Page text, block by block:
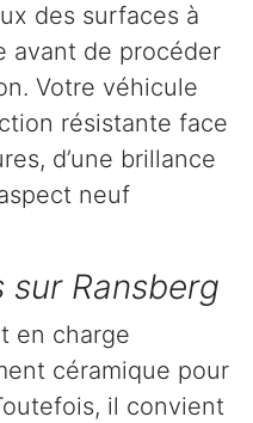
des surfaces à
avant de procéder
Votre véhicule
résistante face
d’une brillance
neuf
sur Ransberg
en charge
céramique pour
il convient